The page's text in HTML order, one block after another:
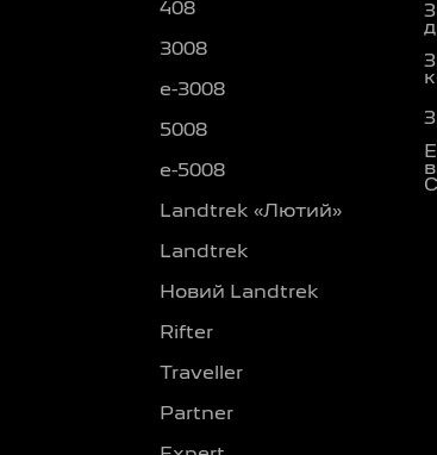
408
3008
e-3008
5008
e-5008
Landtrek «Лютий»
Landtrek
Новий Landtrek
Rifter
Traveller
Partner